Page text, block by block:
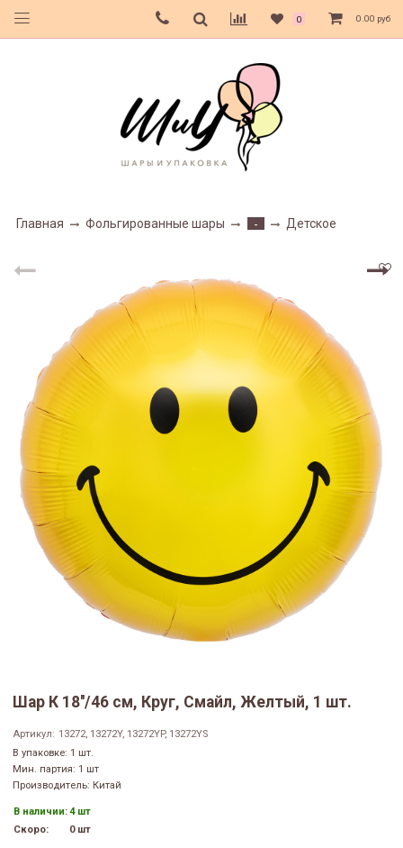
0 0.00 руб
Главная Фольгированные шары - Детское
Шар К 18''/46 см, Круг, Смайл, Желтый, 1 шт.
Артикул: 13272, 13272Y, 13272YP, 13272YS
В упаковке: 1 шт.
Мин. партия: 1 шт
Производитель: Китай
В наличии:4 шт
Скоро:
0 шт